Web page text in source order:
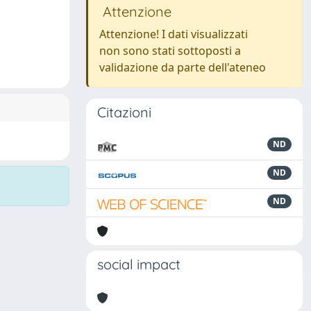
Attenzione
Attenzione! I dati visualizzati
non sono stati sottoposti a
validazione da parte dell'ateneo
Citazioni
ND
ND
ND
social impact